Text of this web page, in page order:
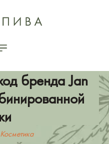
бренда Jan
Косметика